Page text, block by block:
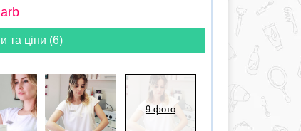
та ціни (6)
9 фото